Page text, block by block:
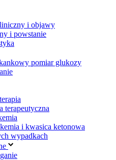
i objawy
i powstanie
pomiar glukozy
terapeutyczna
i kwasica ketonowa
wypadkach